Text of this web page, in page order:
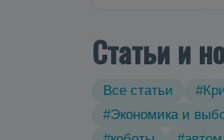
Статьи и
Все статьи
#Экономика и